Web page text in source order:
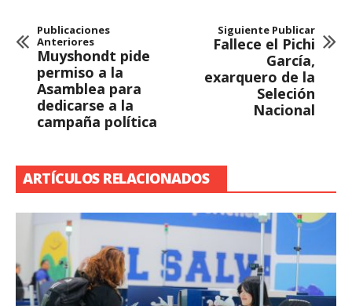
Publicaciones
Anteriores
Muyshondt pide
permiso a la
Asamblea para
dedicarse a la
campaña política
Siguiente Publicar
Fallece el Pichi
García,
exarquero de la
Seleción
Nacional
ARTÍCULOS RELACIONADOS